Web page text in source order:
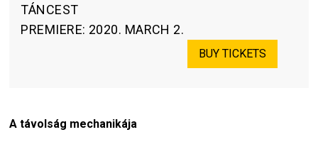
TÁNCEST
PREMIERE: 2020. MARCH 2.
BUY TICKETS
A távolság mechanikája